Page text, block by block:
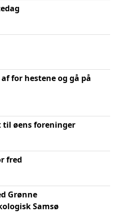
for hestene og gå på
til øens foreninger
fred
Grønne
Samsø